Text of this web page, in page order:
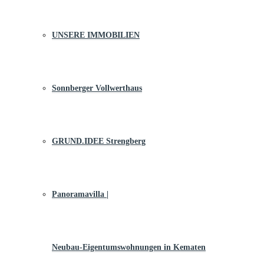
UNSERE IMMOBILIEN
Sonnberger Vollwerthaus
GRUND.IDEE Strengberg
Panoramavilla |
Neubau-Eigentums­­wohnungen in Kematen